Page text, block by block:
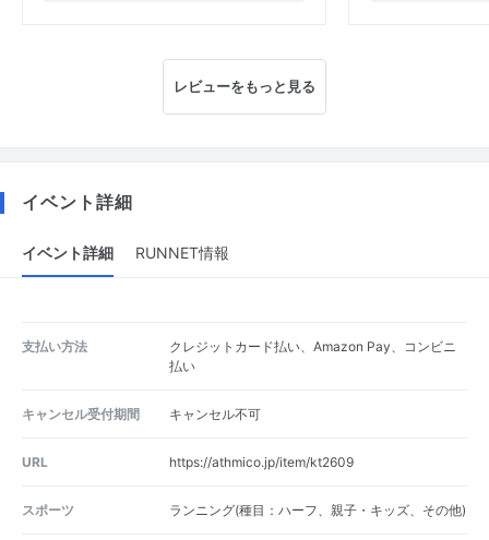
レビューをもっと見る
イベント詳細
イベント詳細 RUNNET情報
支払い方法
クレジットカード払い、Amazon Pay、コンビニ
払い
キャンセル受付期間 キャンセル不可
URL https://athmico.jp/item/kt2609
スポーツ ランニング(種目：ハーフ、親子・キッズ、その他)